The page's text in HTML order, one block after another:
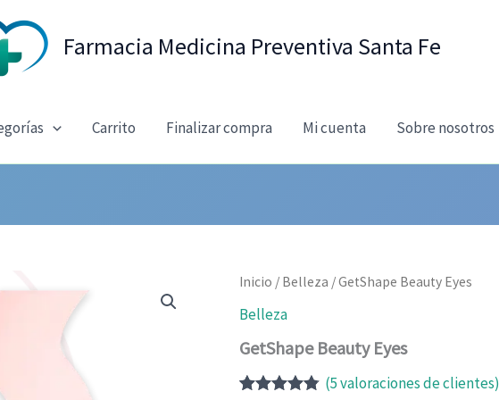
Farmacia Medicina Preventiva Santa Fe
Carrito Finalizar compra Mi cuenta Sobre nosotros
Inicio / Belleza / GetShape Beauty Eyes
Belleza
GetShape Beauty Eyes
(5valoraciones de clientes)